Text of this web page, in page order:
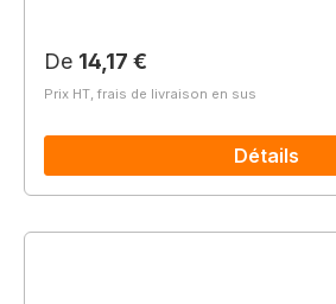
Prix régulier :
De 14,17 €
Prix HT, frais de livraison en sus
Détails